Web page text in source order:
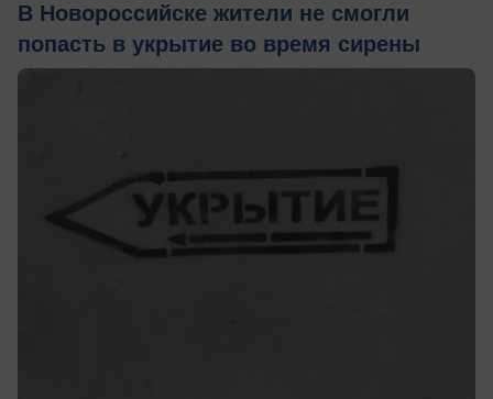
В Новороссийске жители не смогли
попасть в укрытие во время сирены